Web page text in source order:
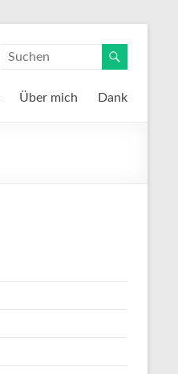
Über mich Dank